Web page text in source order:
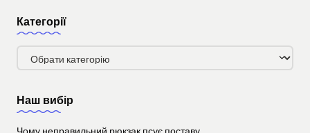
Категорії
Категорії
Наш вибір